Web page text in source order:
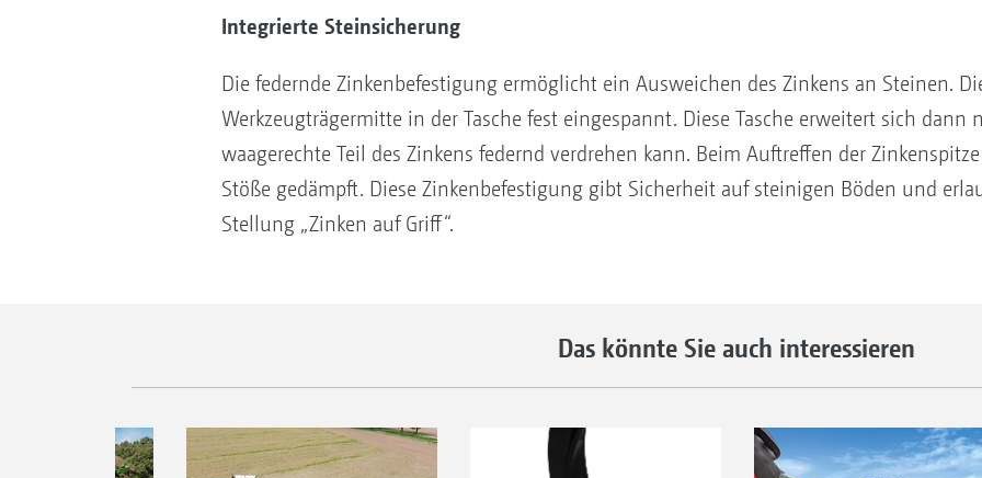
Integrierte Steinsicherung
Die federnde Zinkenbefestigung ermöglicht ein Ausweichen des Zinkens an Steinen.
Werkzeugträgermitte in der Tasche fest eingespannt. Diese Tasche erweitert sich dann
waagerechte Teil des Zinkens federnd verdrehen kann. Beim Auftreffen der
Stöße gedämpft. Diese Zinkenbefestigung gibt Sicherheit auf steinigen Böden und
Stellung „Zinken auf Griff“.
Das könnte Sie auch interessieren